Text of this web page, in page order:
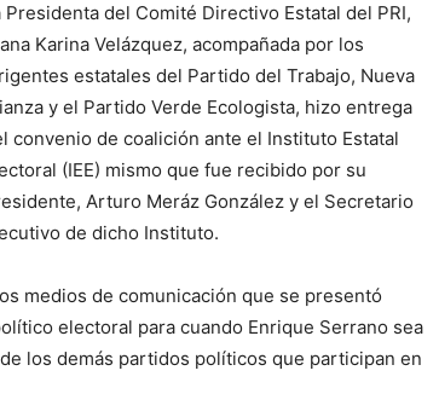
Presidenta del Comité Directivo Estatal del PRI,
Karina Velázquez, acompañada por los
estatales del Partido del Trabajo, Nueva
y el Partido Verde Ecologista, hizo entrega
convenio de coalición ante el Instituto Estatal
(IEE) mismo que fue recibido por su
Arturo Meráz González y el Secretario
de dicho Instituto.
medios de comunicación que se presentó
electoral para cuando Enrique Serrano sea
los demás partidos políticos que participan en